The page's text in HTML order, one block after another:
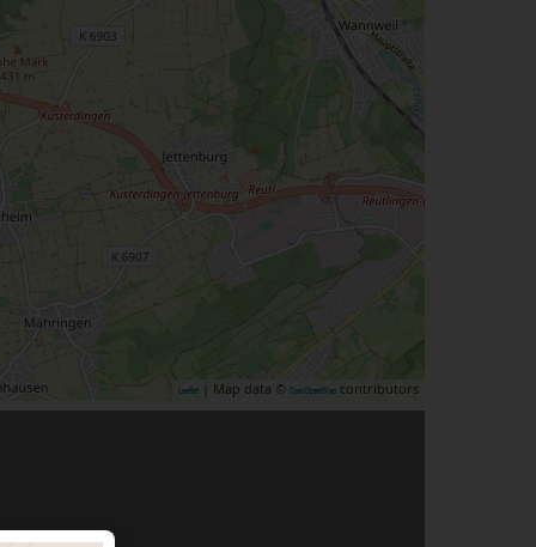
Leaflet| Map data © OpenStreetMapcontributors